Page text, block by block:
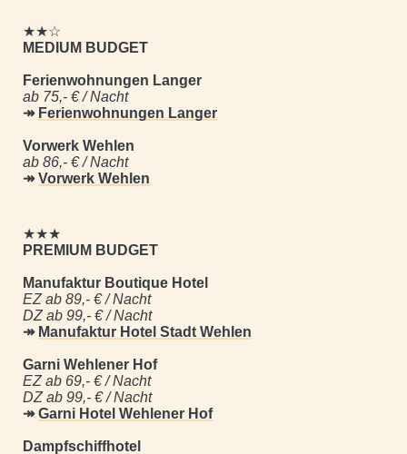
★★☆
MEDIUM BUDGET
Ferienwohnungen Langer
ab 75,- € / Nacht
↠ Ferienwohnungen Langer
Vorwerk Wehlen
ab 86,- € / Nacht
↠ Vorwerk Wehlen
★★★
PREMIUM BUDGET
Manufaktur Boutique Hotel
EZ ab 89,- € / Nacht
DZ ab 99,- € / Nacht
↠ Manufaktur Hotel Stadt Wehlen
Garni Wehlener Hof
EZ ab 69,- € / Nacht
DZ ab 99,- € / Nacht
↠ Garni Hotel Wehlener Hof
Dampfschiffhotel